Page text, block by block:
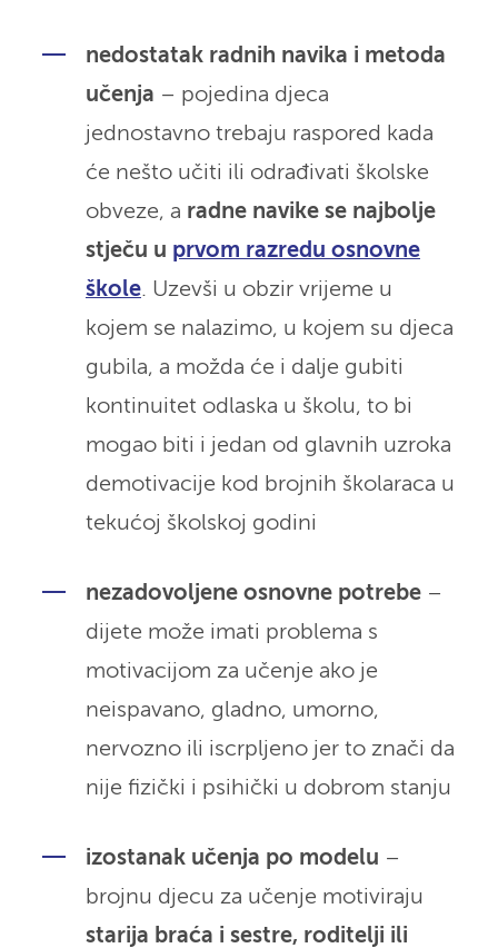
nedostatak radnih navika i metoda
učenja – pojedina djeca
jednostavno trebaju raspored kada
će nešto učiti ili odrađivati školske
obveze, a radne navike se najbolje
stječu u prvom razredu osnovne
škole. Uzevši u obzir vrijeme u
kojem se nalazimo, u kojem su djeca
gubila, a možda će i dalje gubiti
kontinuitet odlaska u školu, to bi
mogao biti i jedan od glavnih uzroka
demotivacije kod brojnih školaraca u
tekućoj školskoj godini
nezadovoljene osnovne potrebe–
dijete može imati problema s
motivacijom za učenje ako je
neispavano, gladno, umorno,
nervozno ili iscrpljeno jer to znači da
nije fizički i psihički u dobrom stanju
izostanak učenja po modelu –
brojnu djecu za učenje motiviraju
starija braća i sestre, roditelji ili